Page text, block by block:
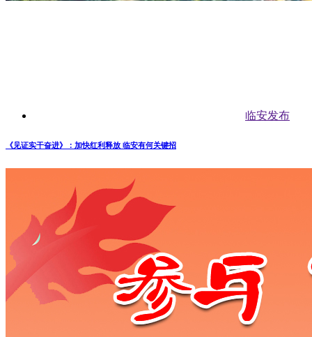
临安发布
《见证实干奋进》：加快红利释放 临安有何关键招